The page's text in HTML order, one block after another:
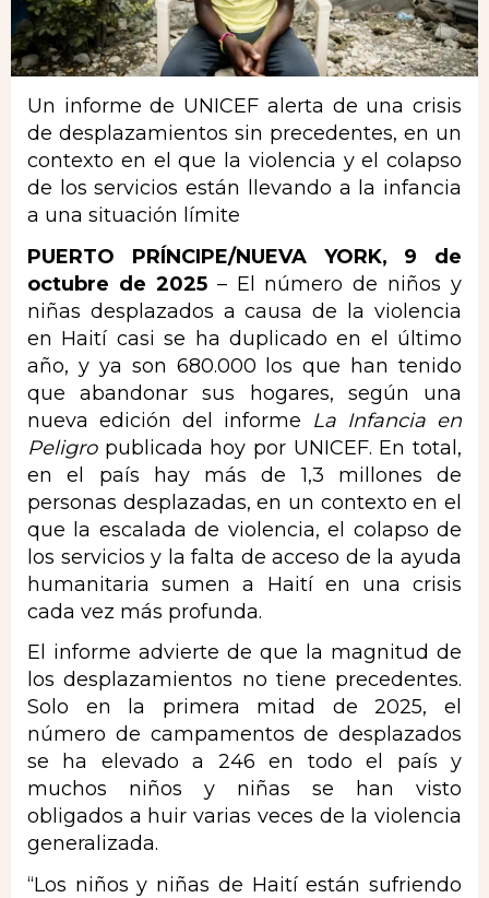
Un informe de UNICEF alerta de una crisis
de desplazamientos sin precedentes, en un
contexto en el que la violencia y el colapso
de los servicios están llevando a la infancia
a una situación límite
PUERTO PRÍNCIPE/NUEVA YORK, 9 de
octubre de 2025– El número de niños y
niñas desplazados a causa de la violencia
en Haití casi se ha duplicado en el último
año, y ya son 680.000 los que han tenido
que abandonar sus hogares, según una
nueva edición del informe La Infancia en
Peligropublicada hoy por UNICEF. En total,
en el país hay más de 1,3 millones de
personas desplazadas, en un contexto en el
que la escalada de violencia, el colapso de
los servicios y la falta de acceso de la ayuda
humanitaria sumen a Haití en una crisis
cada vez más profunda.
El informe advierte de que la magnitud de
los desplazamientos no tiene precedentes.
Solo en la primera mitad de 2025, el
número de campamentos de desplazados
se ha elevado a 246 en todo el país y
muchos niños y niñas se han visto
obligados a huir varias veces de la violencia
generalizada.
“Los niños y niñas de Haití están sufriendo